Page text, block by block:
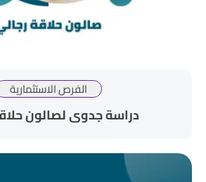
الفرص الاستثمارية
دراسة جدوى لصالون